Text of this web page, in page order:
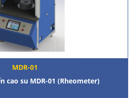
MDR-01
cao su MDR-01 (Rheometer)